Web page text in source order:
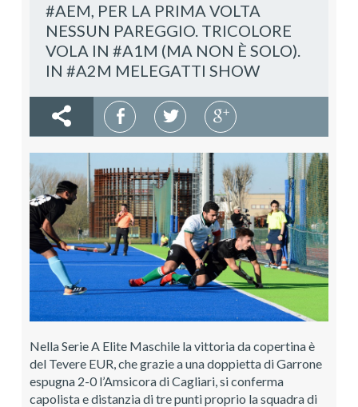
#AEM, PER LA PRIMA VOLTA
NESSUN PAREGGIO. TRICOLORE
VOLA IN #A1M (MA NON È SOLO).
IN #A2M MELEGATTI SHOW
Nella Serie A Elite Maschile la vittoria da copertina è
del Tevere EUR, che grazie a una doppietta di Garrone
espugna 2-0 l’Amsicora di Cagliari, si conferma
capolista e distanzia di tre punti proprio la squadra di